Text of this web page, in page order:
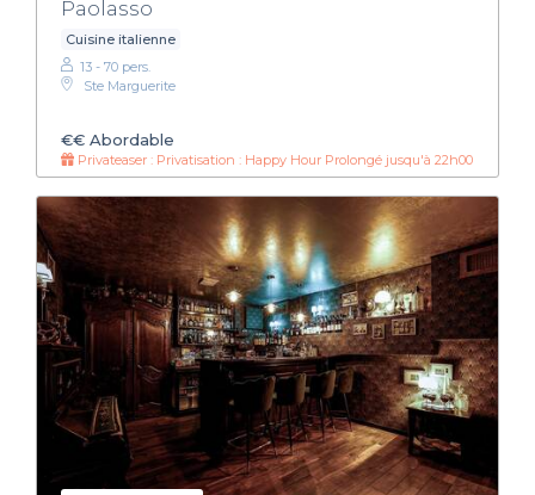
Paolasso
Cuisine italienne
13 - 70 pers.
Ste Marguerite
€€ Abordable
Privateaser : Privatisation : Happy Hour Prolongé jusqu'à 22h00